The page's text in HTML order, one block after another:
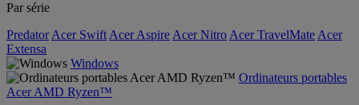
Par série
Predator Acer Swift Acer Aspire Acer Nitro Acer TravelMate Acer
Extensa
Windows
Ordinateurs portables
Acer AMD Ryzen™